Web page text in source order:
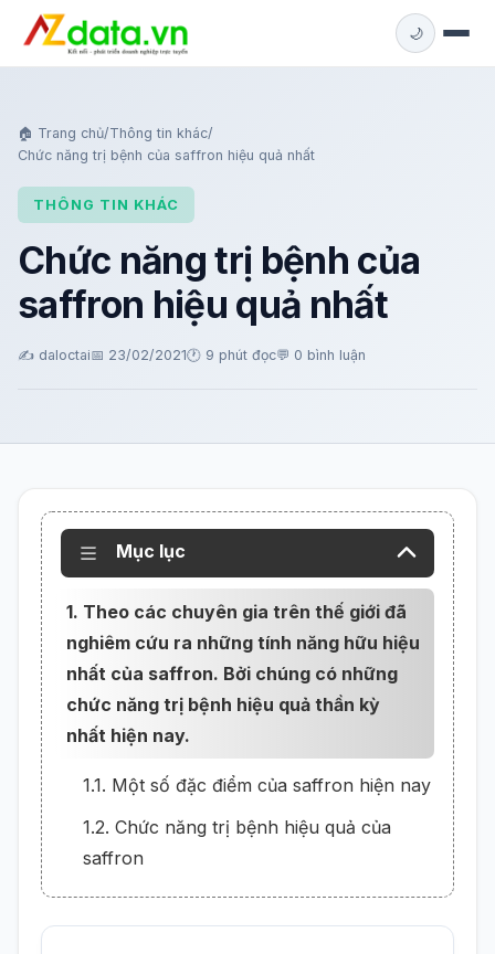
🌙
🏠 Trang chủ/Thông tin khác/
Chức năng trị bệnh của saffron hiệu quả nhất
THÔNG TIN KHÁC
Chức năng trị bệnh của
saffron hiệu quả nhất
✍️ daloctai📅 23/02/2021🕐 9 phút đọc💬 0 bình luận
Mục lục
1. Theo các chuyên gia trên thế giới đã
nghiêm cứu ra những tính năng hữu hiệu
nhất của saffron. Bởi chúng có những
chức năng trị bệnh hiệu quả thần kỳ
nhất hiện nay.
1.1. Một số đặc điểm của saffron hiện nay
1.2. Chức năng trị bệnh hiệu quả của
saffron